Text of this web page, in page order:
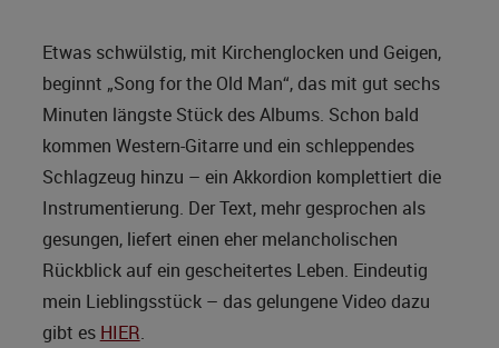
Etwas schwülstig, mit Kirchenglocken und Geigen,
beginnt „Song for the Old Man“, das mit gut sechs
Minuten längste Stück des Albums. Schon bald
kommen Western-Gitarre und ein schleppendes
Schlagzeug hinzu – ein Akkordion komplettiert die
Instrumentierung. Der Text, mehr gesprochen als
gesungen, liefert einen eher melancholischen
Rückblick auf ein gescheitertes Leben. Eindeutig
mein Lieblingsstück – das gelungene Video dazu
gibt es HIER.